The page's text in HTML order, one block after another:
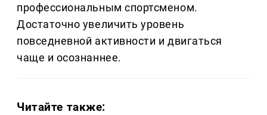
профессиональным спортсменом.
Достаточно увеличить уровень
повседневной активности и двигаться
чаще и осознаннее.
Читайте также: